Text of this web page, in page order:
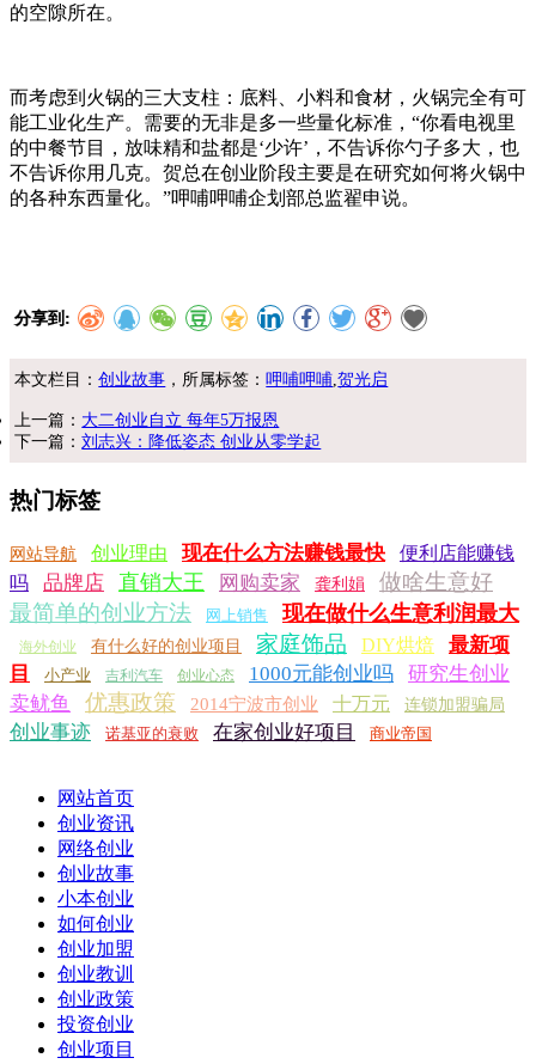
的空隙所在。
而考虑到火锅的三大支柱：底料、小料和食材，火锅完全有可
能工业化生产。需要的无非是多一些量化标准，“你看电视里
的中餐节目，放味精和盐都是‘少许’，不告诉你勺子多大，也
不告诉你用几克。贺总在创业阶段主要是在研究如何将火锅中
的各种东西量化。”呷哺呷哺企划部总监翟申说。
分享到:
本文栏目：创业故事 ，所属标签：呷哺呷哺 ,贺光启
上一篇： 大二创业自立 每年5万报恩
下一篇：刘志兴：降低姿态 创业从零学起
热门标签
网站导航 创业理由 现在什么方法赚钱最快
便利店能赚钱
吗
品牌店 直销大王 网购卖家 龚利娟
做啥生意好
最简单的创业方法
网上销售 现在做什么生意利润最大
海外创业 有什么好的创业项目 家庭饰品 DIY烘焙
最新项
目
小产业 吉利汽车 创业心态 1000元能创业吗
研究生创业
卖鱿鱼
优惠政策 2014宁波市创业 十万元 连锁加盟骗局
创业事迹 诺基亚的衰败 在家创业好项目 商业帝国
网站首页
创业资讯
网络创业
创业故事
小本创业
如何创业
创业加盟
创业教训
创业政策
投资创业
创业项目